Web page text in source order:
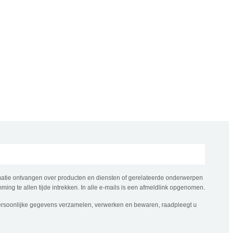
ontvangen over producten en diensten of gerelateerde onderwerpen
te allen tijde intrekken. In alle e-mails is een afmeldlink opgenomen.
gegevens verzamelen, verwerken en bewaren, raadpleegt u